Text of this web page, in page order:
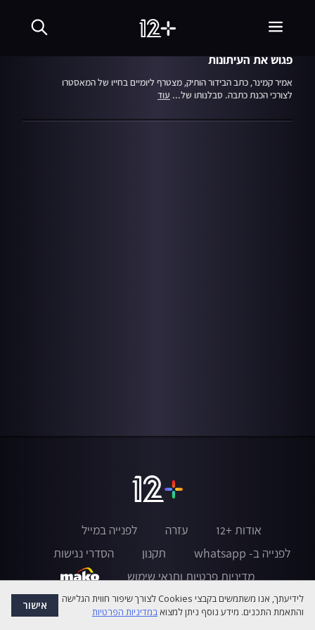
המאסטרו
פגוש את העיתונות
אמיר קמינר, כתב הבידור הותיק, מצטרף ליומיים בחייו של המאסטרו
לצורכי הכנת כתבה. סבלנותו של... עוד
אודות +12 עזרה
לפנייה במייל
לפנייה ב- whatsapp
תקנון
הסדרי נגישות
מדיניות פרטיות ותנאי שימוש
לידיעתך, אנו משתמשים בקבצי Cookies לצורך שיפור חווית הגלישה
והתאמת התכנים. מידע נוסף ניתן למצואבמדיניות הפרטיות אישור